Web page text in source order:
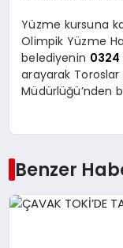
Yüzme kursuna
Olimpik Yüzme
belediyenin 0324
arayarak
Müdürlüğü’nden
Benzer